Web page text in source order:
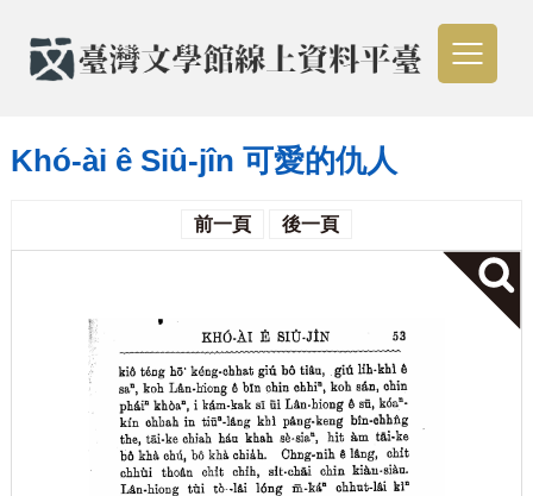
Khó-ài ê Siû-jîn 可愛的仇人
前一頁 後一頁